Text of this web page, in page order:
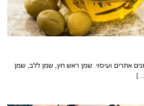
אתרים ועיסוי. שמן ראש חץ, שמן ללב, שמן